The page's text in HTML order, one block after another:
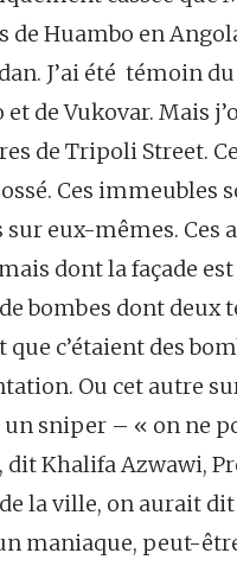
de Huambo en
J’ai été témoin
et de Vukovar. Mais
de Tripoli Street.
Ces immeubles
sur eux-mêmes. Ces
dont la façade
de bombes dont deux
que c’étaient des
Ou cet autre
un sniper – « on ne
dit Khalifa Azwawi,
la ville, on aurait
maniaque, peut-